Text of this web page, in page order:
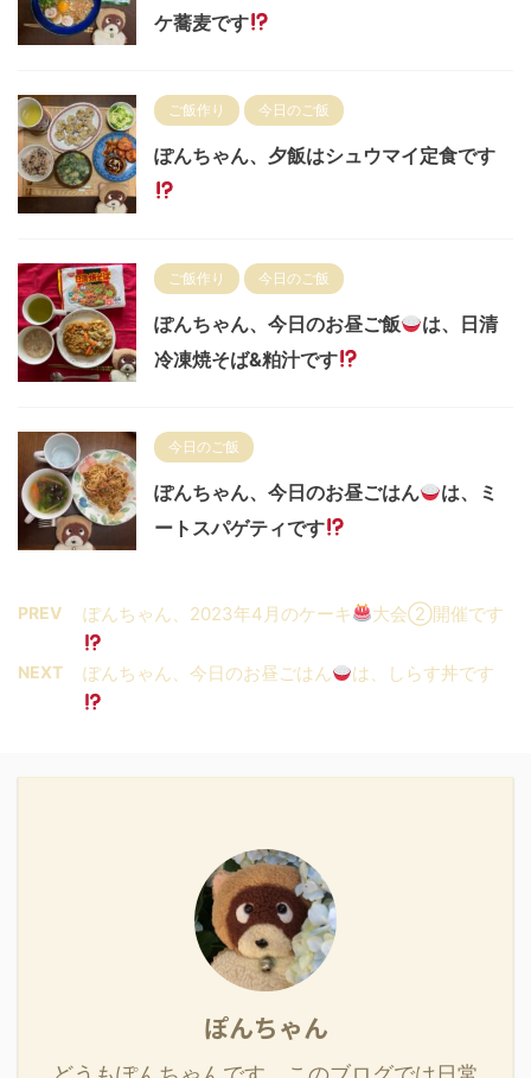
ケ蕎麦です
ご飯作り 今日のご飯
ぽんちゃん、夕飯はシュウマイ定食です
ご飯作り 今日のご飯
ぽんちゃん、今日のお昼ご飯
は、日清
冷凍焼そば&粕汁です
今日のご飯
ぽんちゃん、今日のお昼ごはん
は、ミ
ートスパゲティです
PREV ぽんちゃん、2023年4月のケーキ 大会②開催です
NEXT ぽんちゃん、今日のお昼ごはん は、しらす丼です
ぽんちゃん